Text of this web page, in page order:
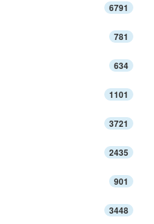
6791
781
634
1101
3721
2435
901
3448